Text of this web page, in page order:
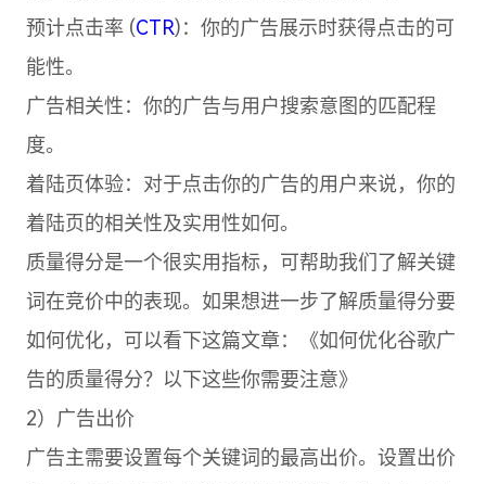
预计点击率 (CTR)：你的广告展示时获得点击的可
能性。
广告相关性：你的广告与用户搜索意图的匹配程
度。
着陆页体验：对于点击你的广告的用户来说，你的
着陆页的相关性及实用性如何。
质量得分是一个很实用指标，可帮助我们了解关键
词在竞价中的表现。如果想进一步了解质量得分要
如何优化，可以看下这篇文章：《如何优化谷歌广
告的质量得分？以下这些你需要注意》
2）广告出价
广告主需要设置每个关键词的最高出价。设置出价